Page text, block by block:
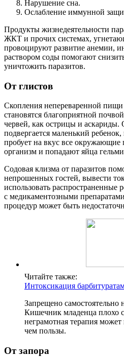
Нарушение сна.
Ослабление иммунной
Продукты жизнедеятельности
ЖКТ и прочих системах,
провоцируют развитие анемии,
раствором соды помогают
уничтожить паразитов.
От глистов
Скопления непереваренной
становятся благоприятной
червей, как острицы и аскариды.
подвергается маленький
пробует на вкус все
организм и попадают яйца
Содовая клизма от паразитов
непрошенных гостей, вывести
использовать распространенные
с медикаментозными
процедур может быть
Читайте также:
Интоксикация
Запрещено самостоятельно
Кишечник младенца плохо
неграмотная терапия
чем пользы.
От запора